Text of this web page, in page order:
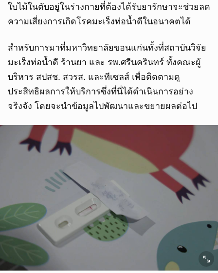
ใบไม้ในตับอยู่ในร่างกายที่ต้องได้รับยารักษาจะช่วยลด
ความเสี่ยงการเกิดโรคมะเร็งท่อน้ำดีในอนาคตได้
สำหรับการมาที่มหาวิทยาลัยขอนแก่นทั้งที่สถาบันวิจัย
มะเร็งท่อน้ำดี ร้านยา และ รพ.ศรีนครินทร์ ทั้งคณะผู้
บริหาร สปสช. สวรส. และทีเซลส์ เพื่อติดตามดู
ประสิทธิผลการให้บริการซึ่งที่นี่ได้ดำเนินการอย่าง
จริงจัง โดยจะนำข้อมูลไปพัฒนาและขยายผลต่อไป